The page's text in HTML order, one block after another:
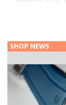
【
SHOP NEWS